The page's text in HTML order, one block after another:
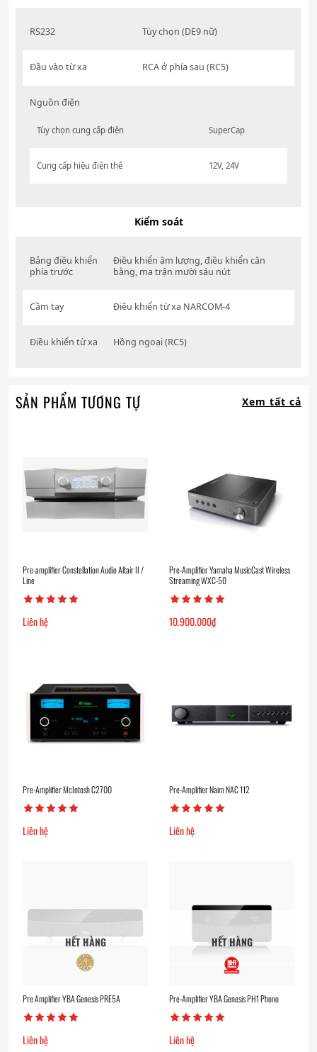
RS232 Tùy chọn (DE9 nữ)
Đầu vào từ xa RCA ở phía sau (RC5)
Nguồn điện
Tùy chọn cung cấp điện SuperCap
Cung cấp hiệu điện thế 12V, 24V
Kiểm soát
Bảng điều khiển
phía trước
Điều khiển âm lượng, điều khiển cân
bằng, ma trận mười sáu nút
Cầm tay Điều khiển từ xa NARCOM-4
Điều khiển từ xa Hồng ngoại (RC5)
SẢN PHẨM TƯƠNG TỰ Xem tất cả
Pre-amplifier Constellation Audio Altair II /
Line
Liên hệ
Pre-Amplifier Yamaha MusicCast Wireless
Streaming WXC-50
10.900.000₫
Pre-Amplifier McIntosh C2700
Liên hệ
Pre-Amplifier Naim NAC 112
Liên hệ
HẾT HÀNG
Pre Amplifier YBA Genesis PRE5A
Liên hệ
HẾT HÀNG
Pre-Amplifier YBA Genesis PH1 Phono
Liên hệ